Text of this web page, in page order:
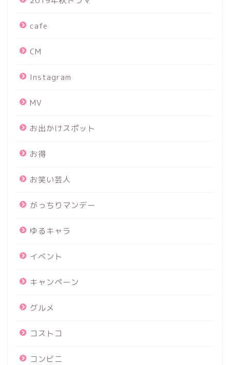
cafe
CM
Instagram
MV
お出かけスポット
お得
お笑い芸人
がっちりマンデー
ゆるキャラ
イベント
キャンペーン
グルメ
コストコ
コンビニ